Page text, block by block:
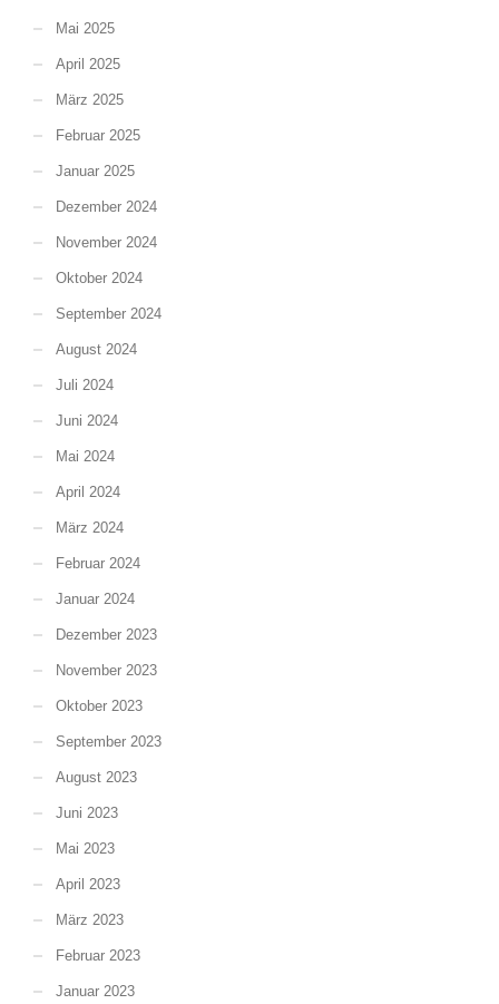
Mai 2025
April 2025
März 2025
Februar 2025
Januar 2025
Dezember 2024
November 2024
Oktober 2024
September 2024
August 2024
Juli 2024
Juni 2024
Mai 2024
April 2024
März 2024
Februar 2024
Januar 2024
Dezember 2023
November 2023
Oktober 2023
September 2023
August 2023
Juni 2023
Mai 2023
April 2023
März 2023
Februar 2023
Januar 2023